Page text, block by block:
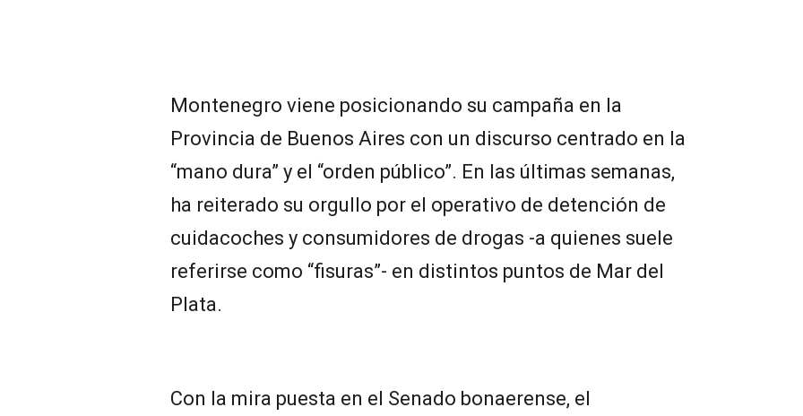
Montenegro viene posicionando su campaña en la
Provincia de Buenos Aires con un discurso centrado en la
“mano dura” y el “orden público”. En las últimas semanas,
ha reiterado su orgullo por el operativo de detención de
cuidacoches y consumidores de drogas -a quienes suele
referirse como “fisuras”- en distintos puntos de Mar del
Plata.
Con la mira puesta en el Senado bonaerense, el